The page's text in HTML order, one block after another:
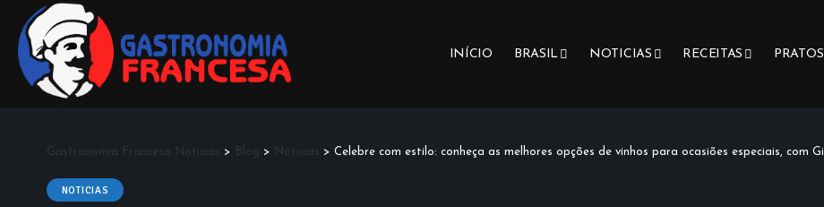
INÍCIO BRASIL NOTICIAS RECEITAS PRATOS
Gastronomia Francesa Notícias > Blog > Noticias > Celebre com estilo: conheça as melhores opções de vinhos para ocasiões especiais, com
NOTICIAS